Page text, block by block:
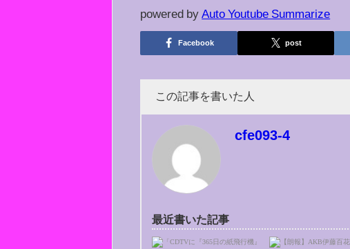
powered by Auto Youtube Summarize
Facebook post
この記事を書いた人
cfe093-4
最近書いた記事